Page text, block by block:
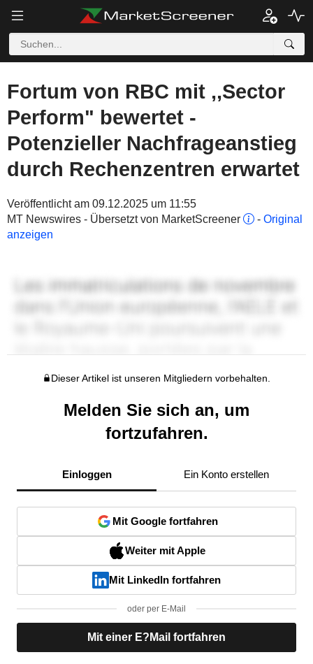
Fortum von RBC mit ,,Sector
Perform" bewertet -
Potenzieller Nachfrageanstieg
durch Rechenzentren erwartet
Veröffentlicht am 09.12.2025 um 11:55
MT Newswires - Übersetzt von MarketScreener
- Original
anzeigen
Dieser Artikel ist unseren Mitgliedern vorbehalten.
Melden Sie sich an, um
fortzufahren.
Einloggen Ein Konto erstellen
Mit Google fortfahren
Weiter mit Apple
Mit LinkedIn fortfahren
oder per E-Mail
Mit einer E?Mail fortfahren